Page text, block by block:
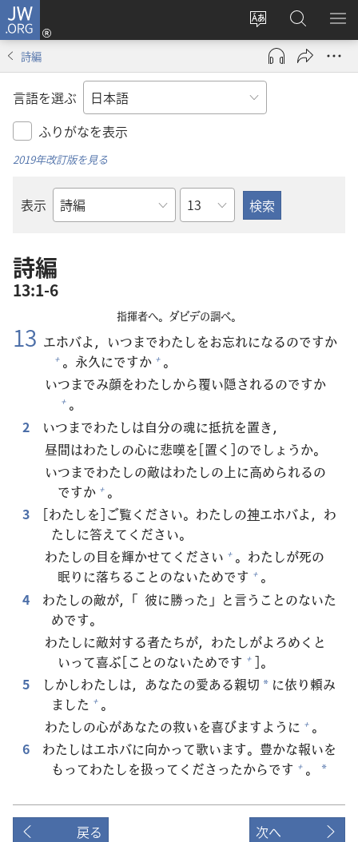
JW.ORG
サ
イ
ト
の
言
え
る
ロ
グ
ン
し
で
開
JW.ORG
の
検
メ
を
詩編
言語を選ぶ
ふりがなを表示
2019年改訂版を見る
表示
聖
の
書
名
章
詩編
13:1-6
指揮者へ。ダビデの調べ。
13 エホバよ，いつまでわたしをお忘れになるのですか
+ 。 永久にですか + 。
いつまでみ顔をわたしから覆い隠されるのですか
+ 。
2
いつまでわたしは自分の魂に抵抗を置き，
昼間はわたしの心に悲嘆を[置く]のでしょうか。
いつまでわたしの敵はわたしの 上に高められるの
ですか + 。
3
[わたしを]ご覧ください。わたしの神エホバよ，わ
たしに答えてください。
わたしの目を輝かせてください + 。わたしが死の
眠りに落ちることのないためです + 。
4
わたしの敵が，「 彼に勝った」と言うことのないた
めです。
わたしに敵対する者たちが，わたしがよろめくと
いって喜ぶ[ことのないためです + ]。
5
しかしわたしは，あなたの愛ある親切 * に依り頼み
ました + 。
わたしの心があなたの救いを喜びますように + 。
6
わたしはエホバに向かって歌います。 豊かな報いを
もってわたしを扱ってくださったからです + 。 *
戻る 次へ